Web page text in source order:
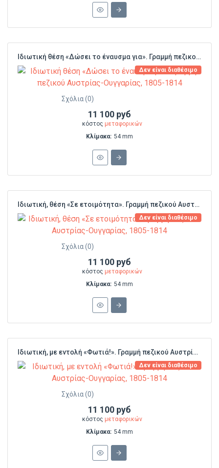
Ιδιωτική θέση «Δώσει το έναυσμα για». Γραμμή πεζικού Αυστρίας-Ουγγαρίας, 1805-1814
Δεν είναι διαθέσιμο
Σχόλια (0)
11 100 руб
κόστος μεταφορικών
Κλίμακα: 54 mm
Ιδιωτική, θέση «Σε ετοιμότητα». Γραμμή πεζικού Αυστρίας-Ουγγαρίας, 1805-1814
Δεν είναι διαθέσιμο
Σχόλια (0)
11 100 руб
κόστος μεταφορικών
Κλίμακα: 54 mm
Ιδιωτική, με εντολή «Φωτιά!». Γραμμή πεζικού Αυστρίας-Ουγγαρίας, 1805-1814
Δεν είναι διαθέσιμο
Σχόλια (0)
11 100 руб
κόστος μεταφορικών
Κλίμακα: 54 mm